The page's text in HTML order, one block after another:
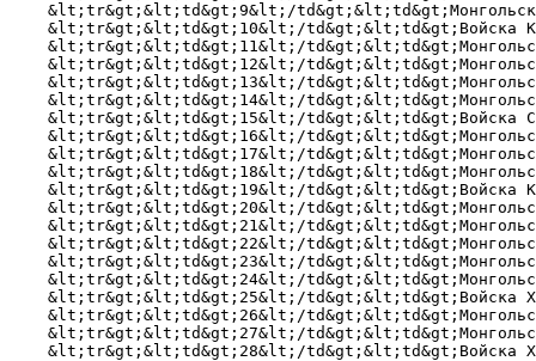
&lt;tr&gt;&lt;td&gt;9&lt;/
&lt;tr&gt;&lt;td&gt;10&lt;/td&gt;&lt;td&gt;Войска
&lt;tr&gt;&lt;td&gt;11&lt;/
&lt;tr&gt;&lt;td&gt;12&lt;/
&lt;tr&gt;&lt;td&gt;13&lt;/
&lt;tr&gt;&lt;td&gt;14&lt;/
&lt;tr&gt;&lt;td&gt;15&lt;/td&gt;&lt;td&gt;Войска
&lt;tr&gt;&lt;td&gt;16&lt;/
&lt;tr&gt;&lt;td&gt;17&lt;/
&lt;tr&gt;&lt;td&gt;18&lt;/
&lt;tr&gt;&lt;td&gt;19&lt;/td&gt;&lt;td&gt;Войска
&lt;tr&gt;&lt;td&gt;20&lt;/
&lt;tr&gt;&lt;td&gt;21&lt;/
&lt;tr&gt;&lt;td&gt;22&lt;/
&lt;tr&gt;&lt;td&gt;23&lt;/
&lt;tr&gt;&lt;td&gt;24&lt;/
&lt;tr&gt;&lt;td&gt;25&lt;/td&gt;&lt;td&gt;Войска
&lt;tr&gt;&lt;td&gt;26&lt;/
&lt;tr&gt;&lt;td&gt;27&lt;/
&lt;tr&gt;&lt;td&gt;28&lt;/td&gt;&lt;td&gt;Войска